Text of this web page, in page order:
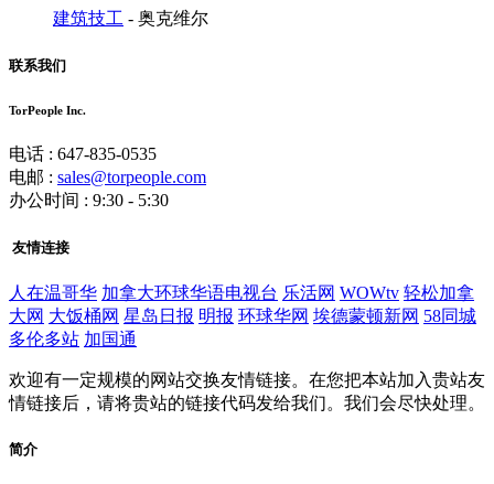
建筑技工 - 奥克维尔
联系我们
TorPeople Inc.
电话 : 647-835-0535
电邮 : sales@torpeople.com
办公时间 : 9:30 - 5:30
友情连接
人在温哥华 加拿大环球华语电视台 乐活网 WOWtv 轻松加拿
大网 大饭桶网 星岛日报 明报 环球华网 埃德蒙顿新网 58同城
多伦多站 加国通
欢迎有一定规模的网站交换友情链接。在您把本站加入贵站友
情链接后，请将贵站的链接代码发给我们。我们会尽快处理。
简介